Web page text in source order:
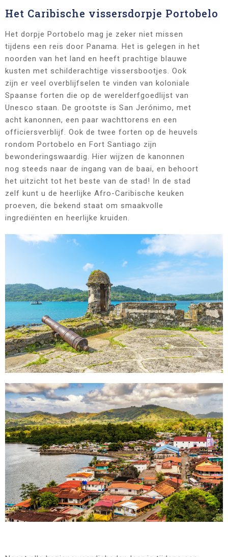
Het Caribische vissersdorpje Portobelo
Het dorpje Portobelo mag je zeker niet missen
tijdens een reis door Panama. Het is gelegen in het
noorden van het land en heeft prachtige blauwe
kusten met schilderachtige vissersbootjes. Ook
zijn er veel overblijfselen te vinden van koloniale
Spaanse forten die op de werelderfgoedlijst van
Unesco staan. De grootste is San Jerónimo, met
acht kanonnen, een paar wachttorens en een
officiersverblijf. Ook de twee forten op de heuvels
rondom Portobelo en Fort Santiago zijn
bewonderingswaardig. Hier wijzen de kanonnen
nog steeds naar de ingang van de baai, en behoort
het uitzicht tot het beste van de stad! In de stad
zelf kunt u de heerlijke Afro-Caribische keuken
proeven, die bekend staat om smaakvolle
ingrediënten en heerlijke kruiden.